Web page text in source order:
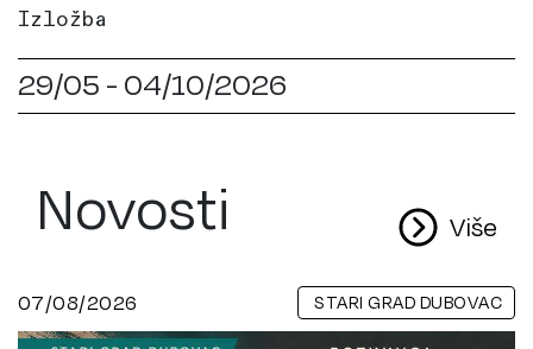
Izložba
29/05 - 04/10/2026
Novosti Više
07/08/2026 STARI GRAD DUBOVAC